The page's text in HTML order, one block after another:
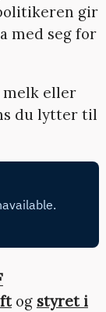
gir
med seg for
melk eller
du lytter til
og styret i